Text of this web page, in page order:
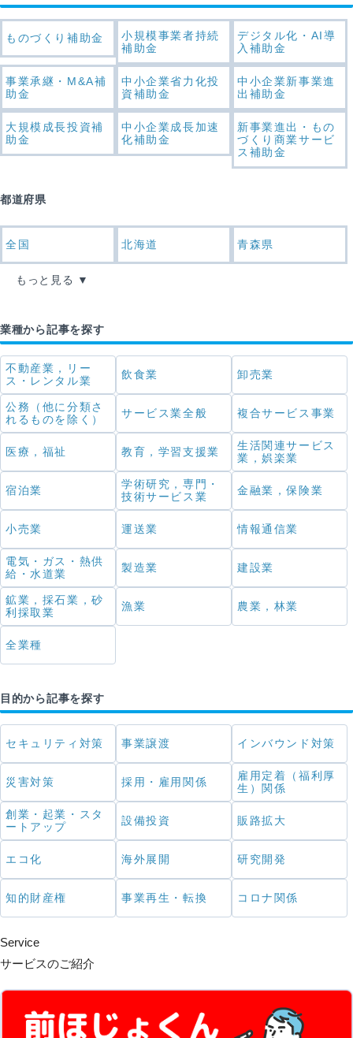
ものづくり補助金
小規模事業者持続
補助金
デジタル化・AI導
入補助金
事業承継・M&A補
助金
中小企業省力化投
資補助金
中小企業新事業進
出補助金
大規模成長投資補
助金
中小企業成長加速
化補助金
新事業進出・もの
づくり商業サービ
ス補助金
都道府県
全国 北海道 青森県
もっと見る
業種から記事を探す
不動産業，リー
ス・レンタル業
飲食業 卸売業
公務（他に分類さ
れるものを除く）
サービス業全般 複合サービス事業
医療，福祉 教育，学習支援業
生活関連サービス
業，娯楽業
宿泊業
学術研究，専門・
技術サービス業
金融業，保険業
小売業 運送業 情報通信業
電気・ガス・熱供
給・水道業
製造業 建設業
鉱業，採石業，砂
利採取業
漁業 農業，林業
全業種
目的から記事を探す
セキュリティ対策 事業譲渡 インバウンド対策
災害対策 採用・雇用関係
雇用定着（福利厚
生）関係
創業・起業・スタ
ートアップ
設備投資 販路拡大
エコ化 海外展開 研究開発
知的財産権 事業再生・転換 コロナ関係
Service
サービスのご紹介